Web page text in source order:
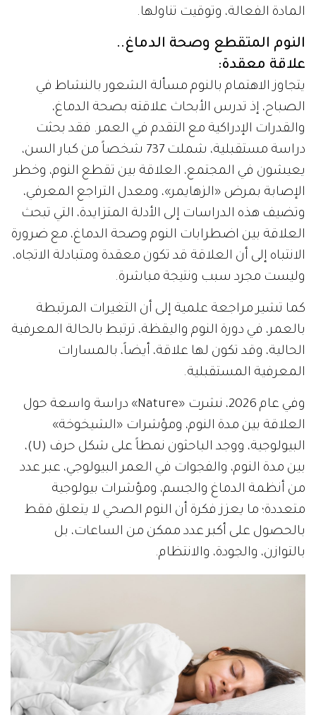
المادة الفعالة، وتوقيت تناولها.
النوم المتقطع وصحة الدماغ..
علاقة معقدة:
يتجاوز الاهتمام بالنوم مسألة الشعور بالنشاط في
الصباح، إذ تدرس الأبحاث علاقته بصحة الدماغ،
والقدرات الإدراكية مع التقدم في العمر. فقد بحثت
دراسة مستقبلية، شملت 737 شخصاً من كبار السن،
يعيشون في المجتمع، العلاقة بين تقطع النوم، وخطر
الإصابة بمرض «الزهايمر»، ومعدل التراجع المعرفي،
وتضيف هذه الدراسات إلى الأدلة المتزايدة، التي تبحث
العلاقة بين اضطرابات النوم وصحة الدماغ، مع ضرورة
الانتباه إلى أن العلاقة قد تكون معقدة ومتبادلة الاتجاه،
وليست مجرد سبب ونتيجة مباشرة.
كما تشير مراجعة علمية إلى أن التغيرات المرتبطة
بالعمر، في دورة النوم واليقظة، ترتبط بالحالة المعرفية
الحالية، وقد تكون لها علاقة، أيضاً، بالمسارات
المعرفية المستقبلية.
وفي عام 2026، نشرت «Nature» دراسة واسعة حول
العلاقة بين مدة النوم، ومؤشرات «الشيخوخة»
البيولوجية، ووجد الباحثون نمطاً على شكل حرف (U)،
بين مدة النوم، والفجوات في العمر البيولوجي، عبر عدد
من أنظمة الدماغ والجسم، ومؤشرات بيولوجية
متعددة؛ ما يعزز فكرة أن النوم الصحي لا يتعلق فقط
بالحصول على أكبر عدد ممكن من الساعات، بل
بالتوازن، والجودة، والانتظام.